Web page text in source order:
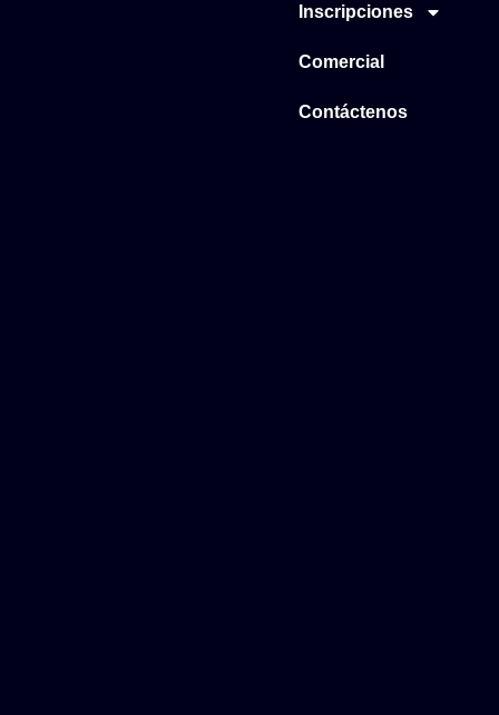
Inscripciones
Comercial
Contáctenos